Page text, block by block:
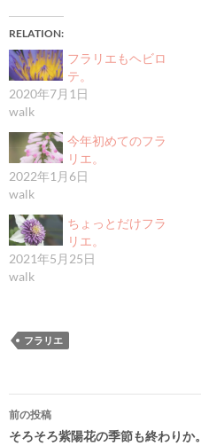
RELATION
フラリエもヘビロ
テ。
2020年7月1日
walk
今年初めてのフラ
リエ。
2022年1月6日
walk
ちょっとだけフラ
リエ。
2021年5月25日
walk
フラリエ
投
稿
前の投稿
そろそろ紫陽花の季節も終わりか。